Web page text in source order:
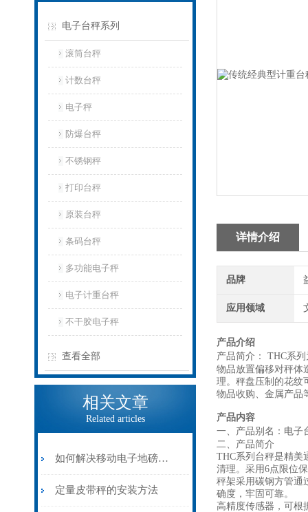
电子台秤系列
滚筒台秤
计数台秤
电子秤
防爆台秤
不锈钢秤
打印台秤
原装台秤
条码台秤
多功能电子秤
电子计重台秤
不干胶电子秤
查看全部
相关文章
Related articles
如何解决移动电子地磅常见小故障？
定量皮带秤的安装方法
详情介绍
品牌
应用领域
产品介绍
产品简介：
THC系列
物品放置偏移对秤体
理。秤盘压制的花纹
物品收购、金属产品
产品内容
一、产品别名：电子
二、产品简介
THC系列台秤是精美
清理。采用6点限位
秤架采用碳钢方管通
确度，牢固可靠。
高精度传感器，可根